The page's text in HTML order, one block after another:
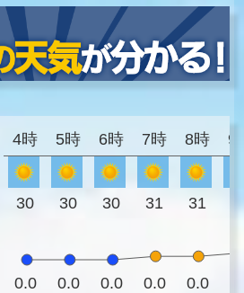
4時 5時 6時 7時 8時 9
30 30 30 31 31
0.0 0.0 0.0 0.0 0.0